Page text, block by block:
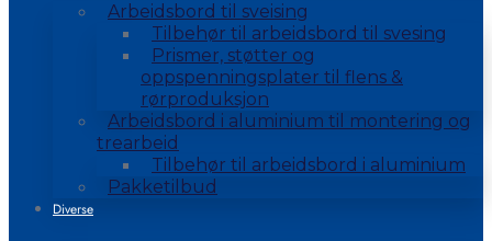
Arbeidsbord til sveising
Tilbehør til arbeidsbord til svesing
Prismer, støtter og
oppspenningsplater til flens &
rørproduksjon
Arbeidsbord i aluminium til montering og
trearbeid
Tilbehør til arbeidsbord i aluminium
Pakketilbud
Diverse